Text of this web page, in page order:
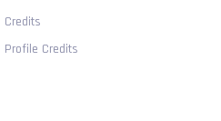
Credits
Profile Credits